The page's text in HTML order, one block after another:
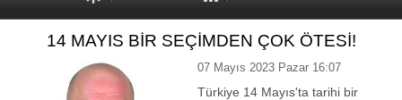
14 MAYIS BİR SEÇİMDEN ÇOK ÖTESİ!
07 Mayıs 2023 Pazar 16:07
Türkiye 14 Mayıs'ta tarihi bir